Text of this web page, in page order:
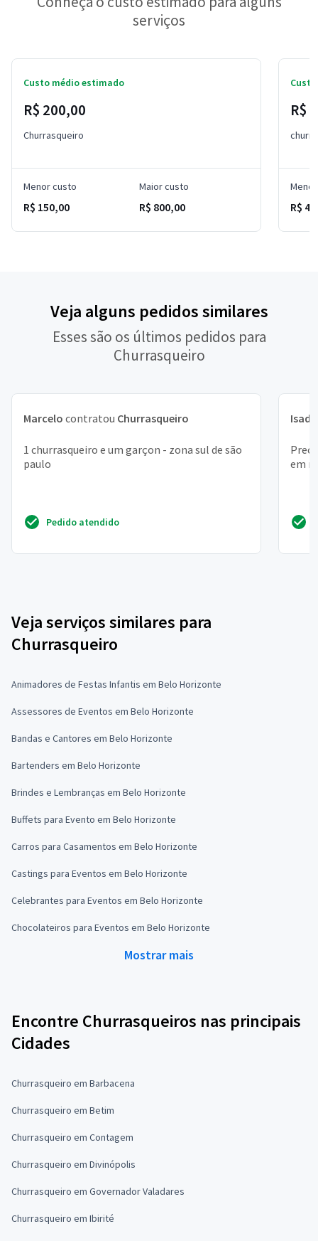
serviços
Custo médio estimado
R$ 200,00
Churrasqueiro
Menor custo
R$ 150,00
Maior custo
R$ 800,00
R$
R$
Veja alguns pedidos similares
Esses são os últimos pedidos para
Churrasqueiro
Marcelo contratou Churrasqueiro
1 churrasqueiro e um garçon - zona sul de são
paulo
Pedido atendido
em
Veja serviços similares para
Churrasqueiro
Animadores de Festas Infantis em Belo Horizonte
Assessores de Eventos em Belo Horizonte
Bandas e Cantores em Belo Horizonte
Bartenders em Belo Horizonte
Brindes e Lembranças em Belo Horizonte
Buffets para Evento em Belo Horizonte
Carros para Casamentos em Belo Horizonte
Castings para Eventos em Belo Horizonte
Celebrantes para Eventos em Belo Horizonte
Chocolateiros para Eventos em Belo Horizonte
Mostrar mais
Encontre Churrasqueiros nas principais
Cidades
Churrasqueiro em Barbacena
Churrasqueiro em Betim
Churrasqueiro em Contagem
Churrasqueiro em Divinópolis
Churrasqueiro em Governador Valadares
Churrasqueiro em Ibirité